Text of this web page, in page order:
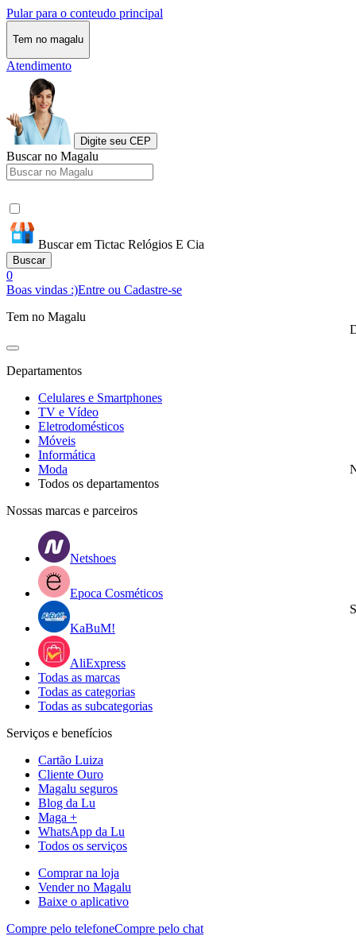
Pular para o conteudo principal
Tem no magalu
Atendimento
Digite seu CEP
Buscar no Magalu
Buscar em Tictac Relógios E Cia
Buscar
0
Boas vindas :)Entre ou Cadastre-se
Tem no Magalu
Departamentos
Celulares e Smartphones
TV e Vídeo
Eletrodomésticos
Móveis
Informática
Moda
Todos os departamentos
Nossas marcas e parceiros
Netshoes
Epoca Cosméticos
KaBuM!
AliExpress
Todas as marcas
Todas as categorias
Todas as subcategorias
Serviços e benefícios
Cartão Luiza
Cliente Ouro
Magalu seguros
Blog da Lu
Maga +
WhatsApp da Lu
Todos os serviços
Comprar na loja
Vender no Magalu
Baixe o aplicativo
Compre pelo telefoneCompre pelo chat